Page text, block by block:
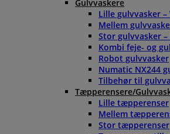
Gulvvaskere
Lille gulvvasker
Mellem
Stor gulvvasker –
Kombi feje- og
Robot gulvvasker
Numatic NX244
Tilbehør til
Tæpperensere/
Lille tæpperenser
Mellem
Stor tæpperenser